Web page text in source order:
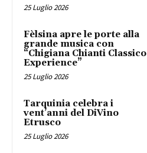
25 Luglio 2026
Fèlsina apre le porte alla
grande musica con
“Chigiana Chianti Classico
Experience”
25 Luglio 2026
Tarquinia celebra i
vent’anni del DiVino
Etrusco
25 Luglio 2026